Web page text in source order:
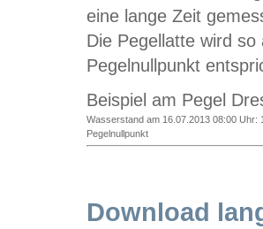
eine lange Zeit
Die Pegellatte wird
Pegelnullpunkt
Beispiel am Pegel
Wasserstand am 16.07.2013 08:00 Uhr:
Pegelnullpunkt
Download